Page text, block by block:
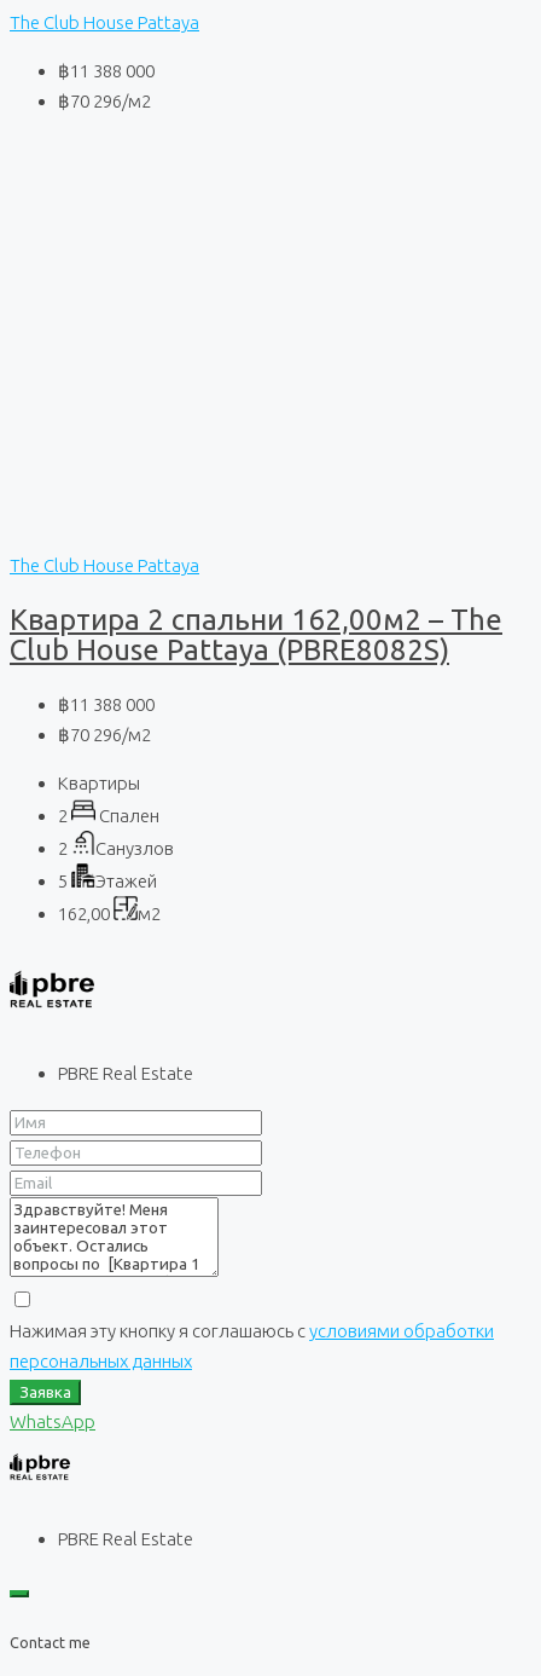
The Club House Pattaya
฿11 388 000
฿70 296/м2
The Club House Pattaya
Квартира 2 спальни 162,00м2 – The
Club House Pattaya (PBRE8082S)
฿11 388 000
฿70 296/м2
Квартиры
2
Спален
2
Санузлов
5
Этажей
162,00
м2
PBRE Real Estate
Нажимая эту кнопку я соглашаюсь сусловиями обработки
персональных данных
Заявка
WhatsApp
PBRE Real Estate
Contact me